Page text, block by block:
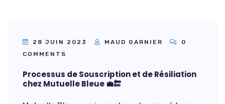
28 JUIN 2023 MAUD GARNIER
0
COMMENTS
Processus de Souscription et de Résiliation
chez Mutuelle Bleue 💼🔚